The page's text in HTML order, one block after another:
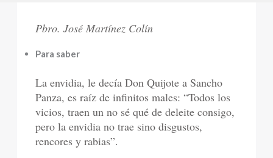
Pbro. José Martínez Colín
Para saber
La envidia, le decía Don Quijote a Sancho
Panza, es raíz de infinitos males: “Todos los
vicios, traen un no sé qué de deleite consigo,
pero la envidia no trae sino disgustos,
rencores y rabias”.